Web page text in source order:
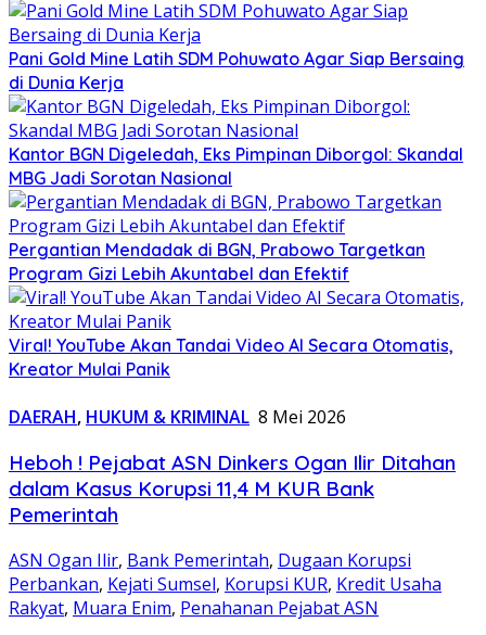
Pani Gold Mine Latih SDM Pohuwato Agar Siap Bersaing
di Dunia Kerja
Kantor BGN Digeledah, Eks Pimpinan Diborgol: Skandal
MBG Jadi Sorotan Nasional
Pergantian Mendadak di BGN, Prabowo Targetkan
Program Gizi Lebih Akuntabel dan Efektif
Viral! YouTube Akan Tandai Video AI Secara Otomatis,
Kreator Mulai Panik
DAERAH, HUKUM & KRIMINAL 8 Mei 2026
Heboh ! Pejabat ASN Dinkers Ogan Ilir Ditahan
dalam Kasus Korupsi 11,4 M KUR Bank
Pemerintah
ASN Ogan Ilir, Bank Pemerintah, Dugaan Korupsi
Perbankan, Kejati Sumsel, Korupsi KUR, Kredit Usaha
Rakyat, Muara Enim, Penahanan Pejabat ASN